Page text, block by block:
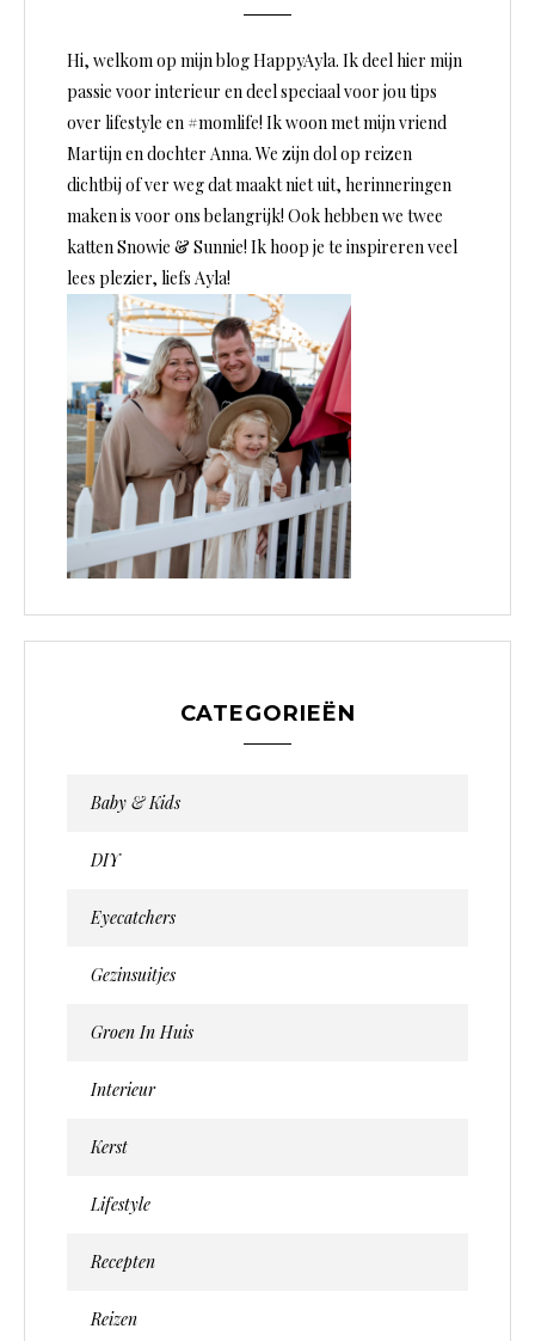
Hi, welkom op mijn blog HappyAyla. Ik deel hier mijn
passie voor interieur en deel speciaal voor jou tips
over lifestyle en #momlife! Ik woon met mijn vriend
Martijn en dochter Anna. We zijn dol op reizen
dichtbij of ver weg dat maakt niet uit, herinneringen
maken is voor ons belangrijk! Ook hebben we twee
katten Snowie & Sunnie! Ik hoop je te inspireren veel
lees plezier, liefs Ayla!
CATEGORIEËN
Baby & Kids
DIY
Eyecatchers
Gezinsuitjes
Groen In Huis
Interieur
Kerst
Lifestyle
Recepten
Reizen